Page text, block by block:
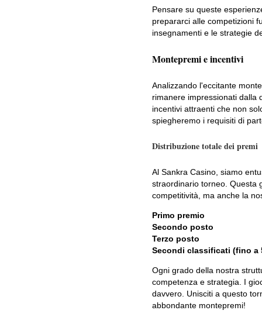
Pensare su queste
prepararci alle competizioni
insegnamenti e le strategie
Montepremi e incentivi
Analizzando l'eccitante
rimanere impressionati dalla
incentivi attraenti che non
spiegheremo i requisiti di
Distribuzione totale dei premi
Al Sankra Casino, siamo
straordinario torneo. Questa
competitività, ma anche la
Primo premio
Secondo posto
Terzo posto
Secondi classificati (fino a
Ogni grado della nostra
competenza e strategia. I
davvero. Unisciti a questo
abbondante montepremi!